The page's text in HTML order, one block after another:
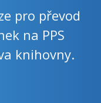
pro převod
na PPS
knihovny.